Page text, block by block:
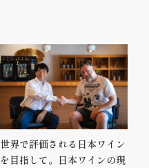
世界で評価される日本ワイン
を目指して。日本ワインの現